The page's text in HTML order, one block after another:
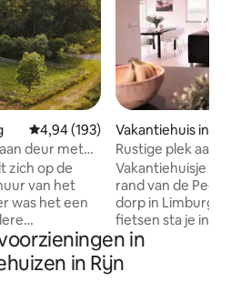
Gemiddelde beoordeling van
4,94 (193)
deur met
zich op de
van het
was het een
Loft'.) De
en kleine
is
Vakantiehuis in
Rustige plek aan
natuur
Vakantiehuisje
rand van de Peel in Merselo, een
dorp in Limburg.
fietsen sta je in
waar je onder
supermarkten,
Ben je op zoek
in
in Rijn